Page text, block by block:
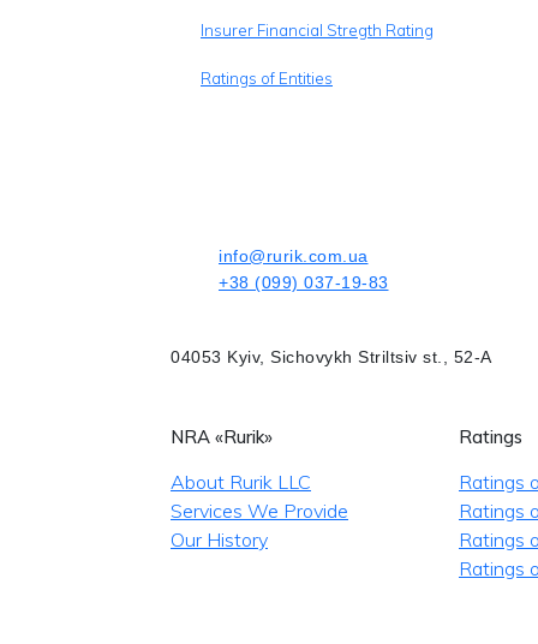
Insurer Financial Stregth Rating
Ratings of Entities
info@rurik.com.ua
+38 (099) 037-19-83
04053 Kyiv, Sichovykh Striltsiv st., 52-A
NRA «Rurik»
About Rurik LLC
Services We Provide
Our History
Ratings
Ratings
Ratings
Ratings
Ratings